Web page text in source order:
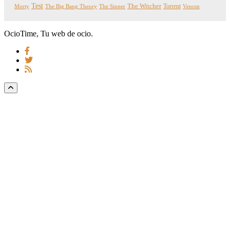
Morty Test The Big Bang Theory The Sinner The Witcher Torrent Venom
OcioTime, Tu web de ocio.